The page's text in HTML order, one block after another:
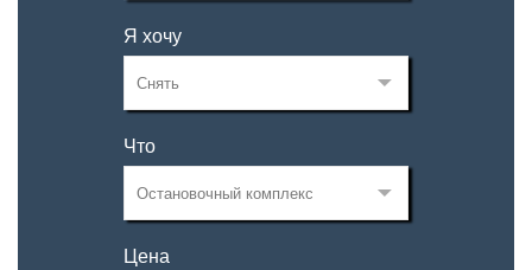
Я хочу
Что
Цена